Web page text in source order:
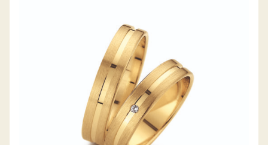
GERSTNER TRAURINGE